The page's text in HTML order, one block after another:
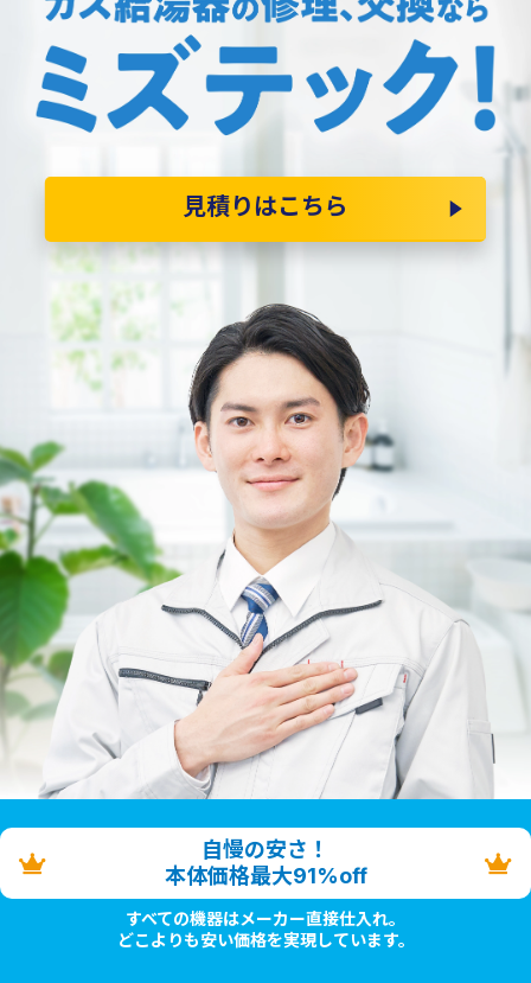
見積りはこちら
自慢の安さ！
本体価格最大91%off
すべての機器はメーカー直接仕入れ。
どこよりも安い価格を実現しています。